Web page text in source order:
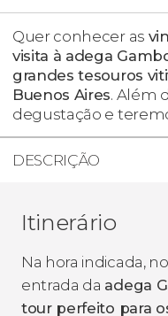
Quer conhecer as
visita à adega
grandes tesouros
Buenos Aires. Além
degustação e
DESCRIÇÃO
Itinerário
Na hora indicada,
entrada da adega
tour perfeito para